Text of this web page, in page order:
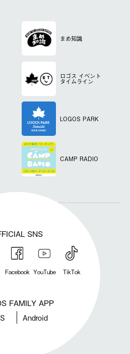
まめ知識
ロゴス イベント
タイムライン
LOGOS PARK
CAMP RADIO
SNS
Facebook YouTube TikTok
FAMILY APP
Android